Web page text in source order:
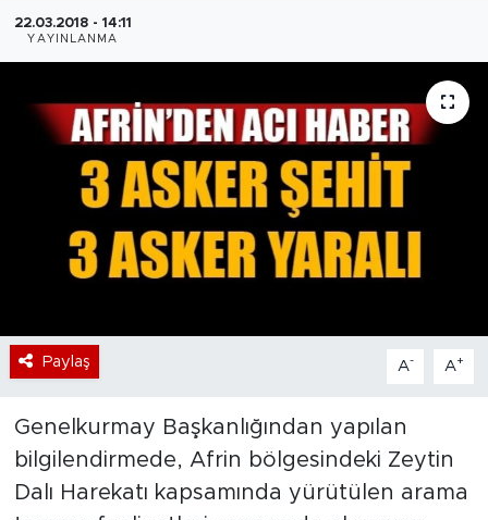
22.03.2018 - 14:11
YAYINLANMA
Paylaş A- A+
Genelkurmay Başkanlığından yapılan
bilgilendirmede, Afrin bölgesindeki Zeytin
Dalı Harekatı kapsamında yürütülen arama
Sanat
Bölge
Teknoloji
Magazin
Dünya